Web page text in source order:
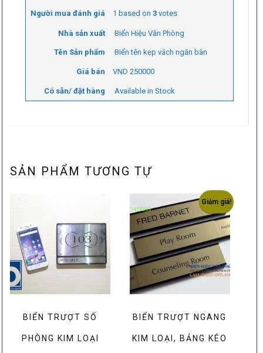
Người mua đánh giá 1 based on 3votes
Nhà sản xuất Biển Hiệu Văn Phòng
Tên Sản phẩm Biển tên kẹp vách ngăn bàn
Giá bán VND 250000
Có sẵn/ đặt hàng Available in Stock
SẢN PHẨM TƯƠNG TỰ
BIỂN TRƯỢT SỐ
PHÒNG KIM LOẠI
Giảm giá!
BIỂN TRƯỢT NGANG
KIM LOẠI, BẢNG KÉO